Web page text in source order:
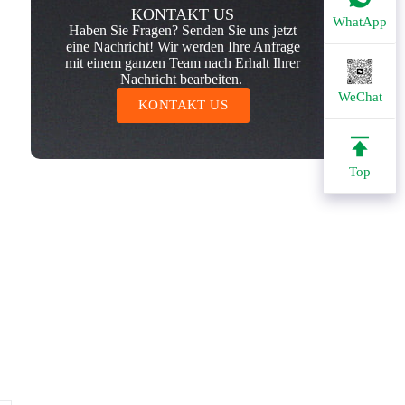
WhatApp
WeChat
Top
KONTAKT US
Haben Sie Fragen? Senden Sie uns jetzt
eine Nachricht! Wir werden Ihre Anfrage
mit einem ganzen Team nach Erhalt Ihrer
Nachricht bearbeiten.
KONTAKT US